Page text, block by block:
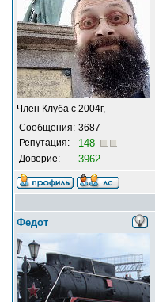
Член Клуба с 2004г,
Сообщения: 3687
Репутация:
148
Доверие: 3962
Федот